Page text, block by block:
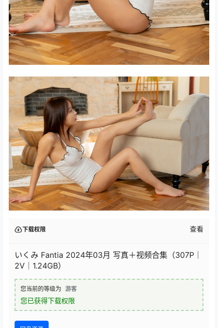
下载权限 查看
いくみ Fantia 2024年03月 写真＋视频合集（307P｜
2V｜1.24GB）
您当前的等级为 游客
您已获得下载权限